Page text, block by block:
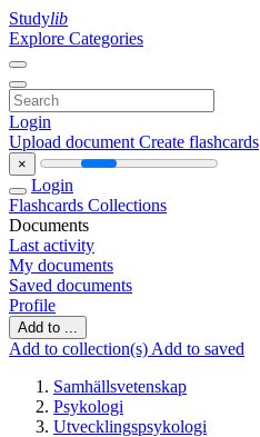
Studylib
Explore Categories
Login
Upload document Create flashcards
×
Login
Flashcards Collections
Documents
Last activity
My documents
Saved documents
Profile
Add to ...
Add to collection(s) Add to saved
Samhällsvetenskap
Psykologi
Utvecklingspsykologi